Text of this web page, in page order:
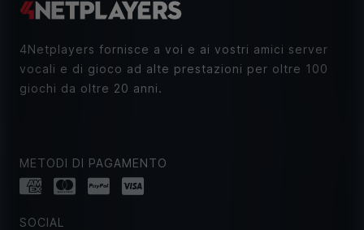
4Netplayers fornisce a voi e ai vostri amici server
vocali e di gioco ad alte prestazioni per oltre 100
giochi da oltre 20 anni.
METODI DI PAGAMENTO
SOCIAL